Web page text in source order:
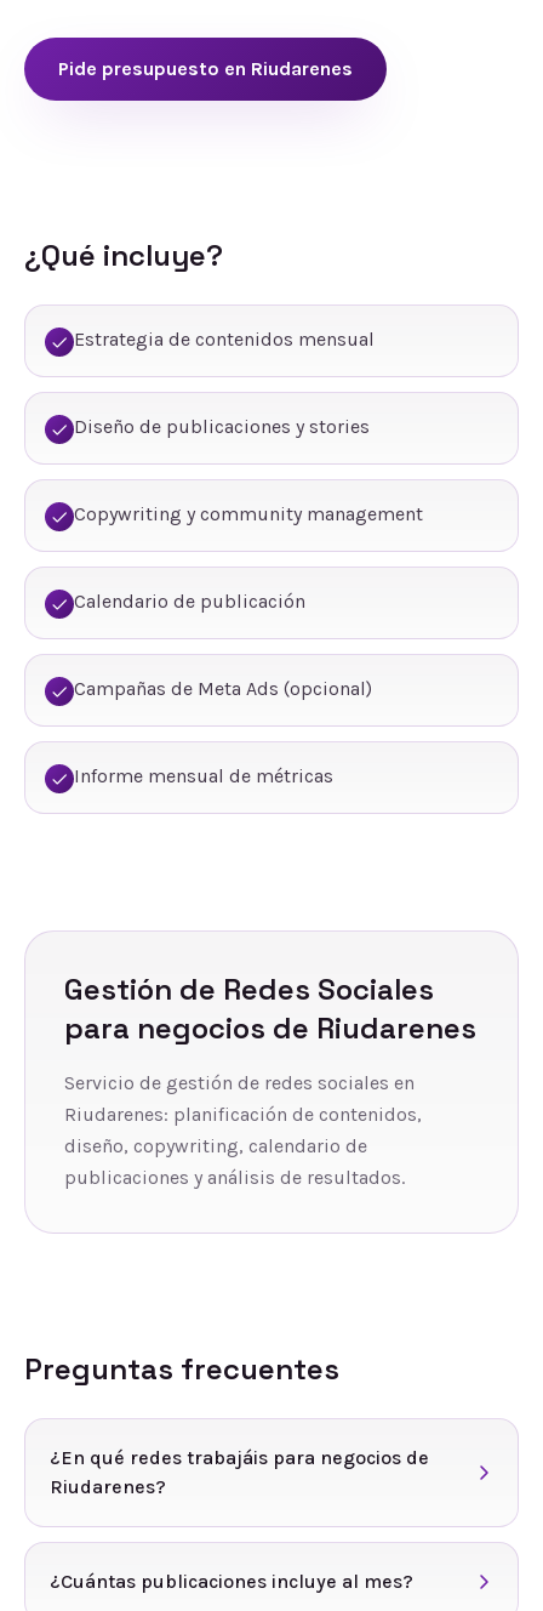
Pide presupuesto en Riudarenes
¿Qué incluye?
Estrategia de contenidos mensual
Diseño de publicaciones y stories
Copywriting y community management
Calendario de publicación
Campañas de Meta Ads (opcional)
Informe mensual de métricas
Gestión de Redes Sociales
para negocios de Riudarenes
Servicio de gestión de redes sociales en
Riudarenes: planificación de contenidos,
diseño, copywriting, calendario de
publicaciones y análisis de resultados.
Preguntas frecuentes
¿En qué redes trabajáis para negocios de
Riudarenes?
¿Cuántas publicaciones incluye al mes?